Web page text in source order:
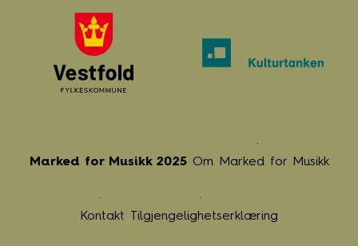
Marked for Musikk 2025 Om Marked for Musikk
Kontakt Tilgjengelighetserklæring